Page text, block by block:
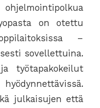
ohjelmointipolkua
on otettu
–
sovellettuina.
työtapakokeilut
julkaisujen että